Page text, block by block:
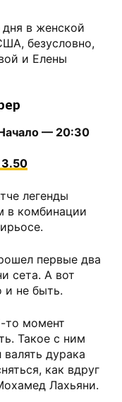
в женской
безусловно,
и Елены
Начало — 20:30
легенды
в комбинации
первые два
сета. А вот
и не быть.
то момент
Такое с ним
дурака
как вдруг
Лахьяни.